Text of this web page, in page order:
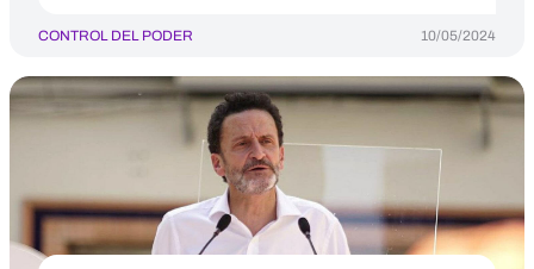
CONTROL DEL PODER 10/05/2024